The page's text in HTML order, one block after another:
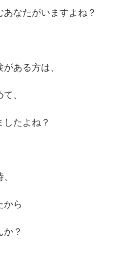
なたがいますよね？
ある方は、
、
したよね？
から
か？